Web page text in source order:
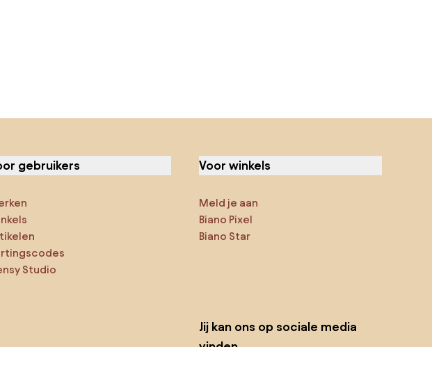
gebruikers
Studio
Voor winkels
Meld je aan
Biano Pixel
Biano Star
Jij kan ons op sociale media
vinden